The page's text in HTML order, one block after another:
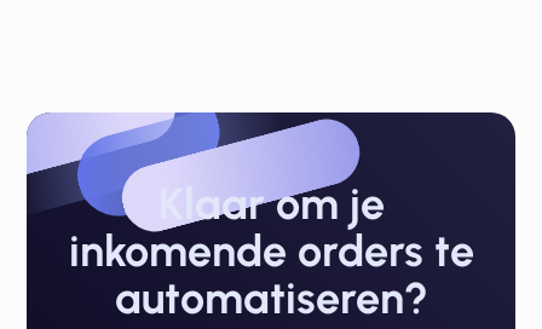
Klaar om je
inkomende orders te
automatiseren?